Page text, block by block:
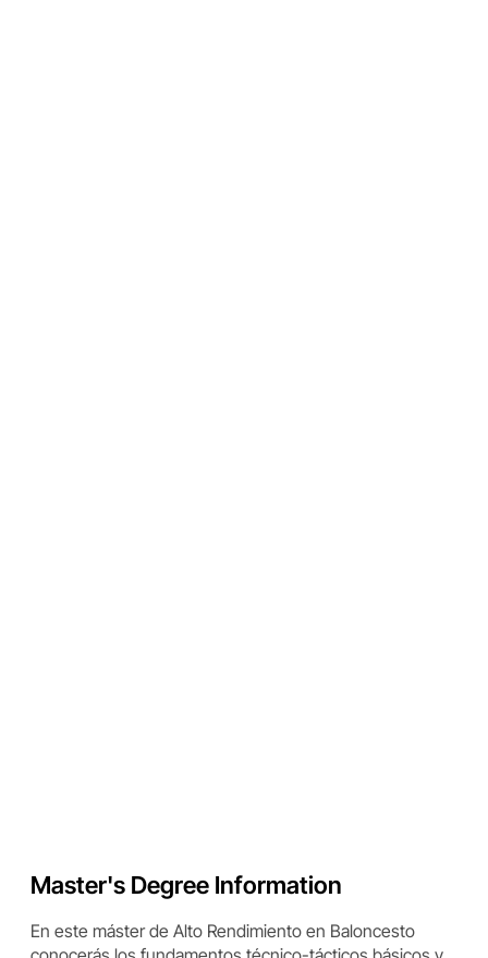
Master's Degree Information
En este máster de Alto Rendimiento en Baloncesto